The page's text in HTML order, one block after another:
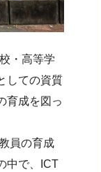
・高等学
しての資質
育成を図っ
員の育成
中で、ICT